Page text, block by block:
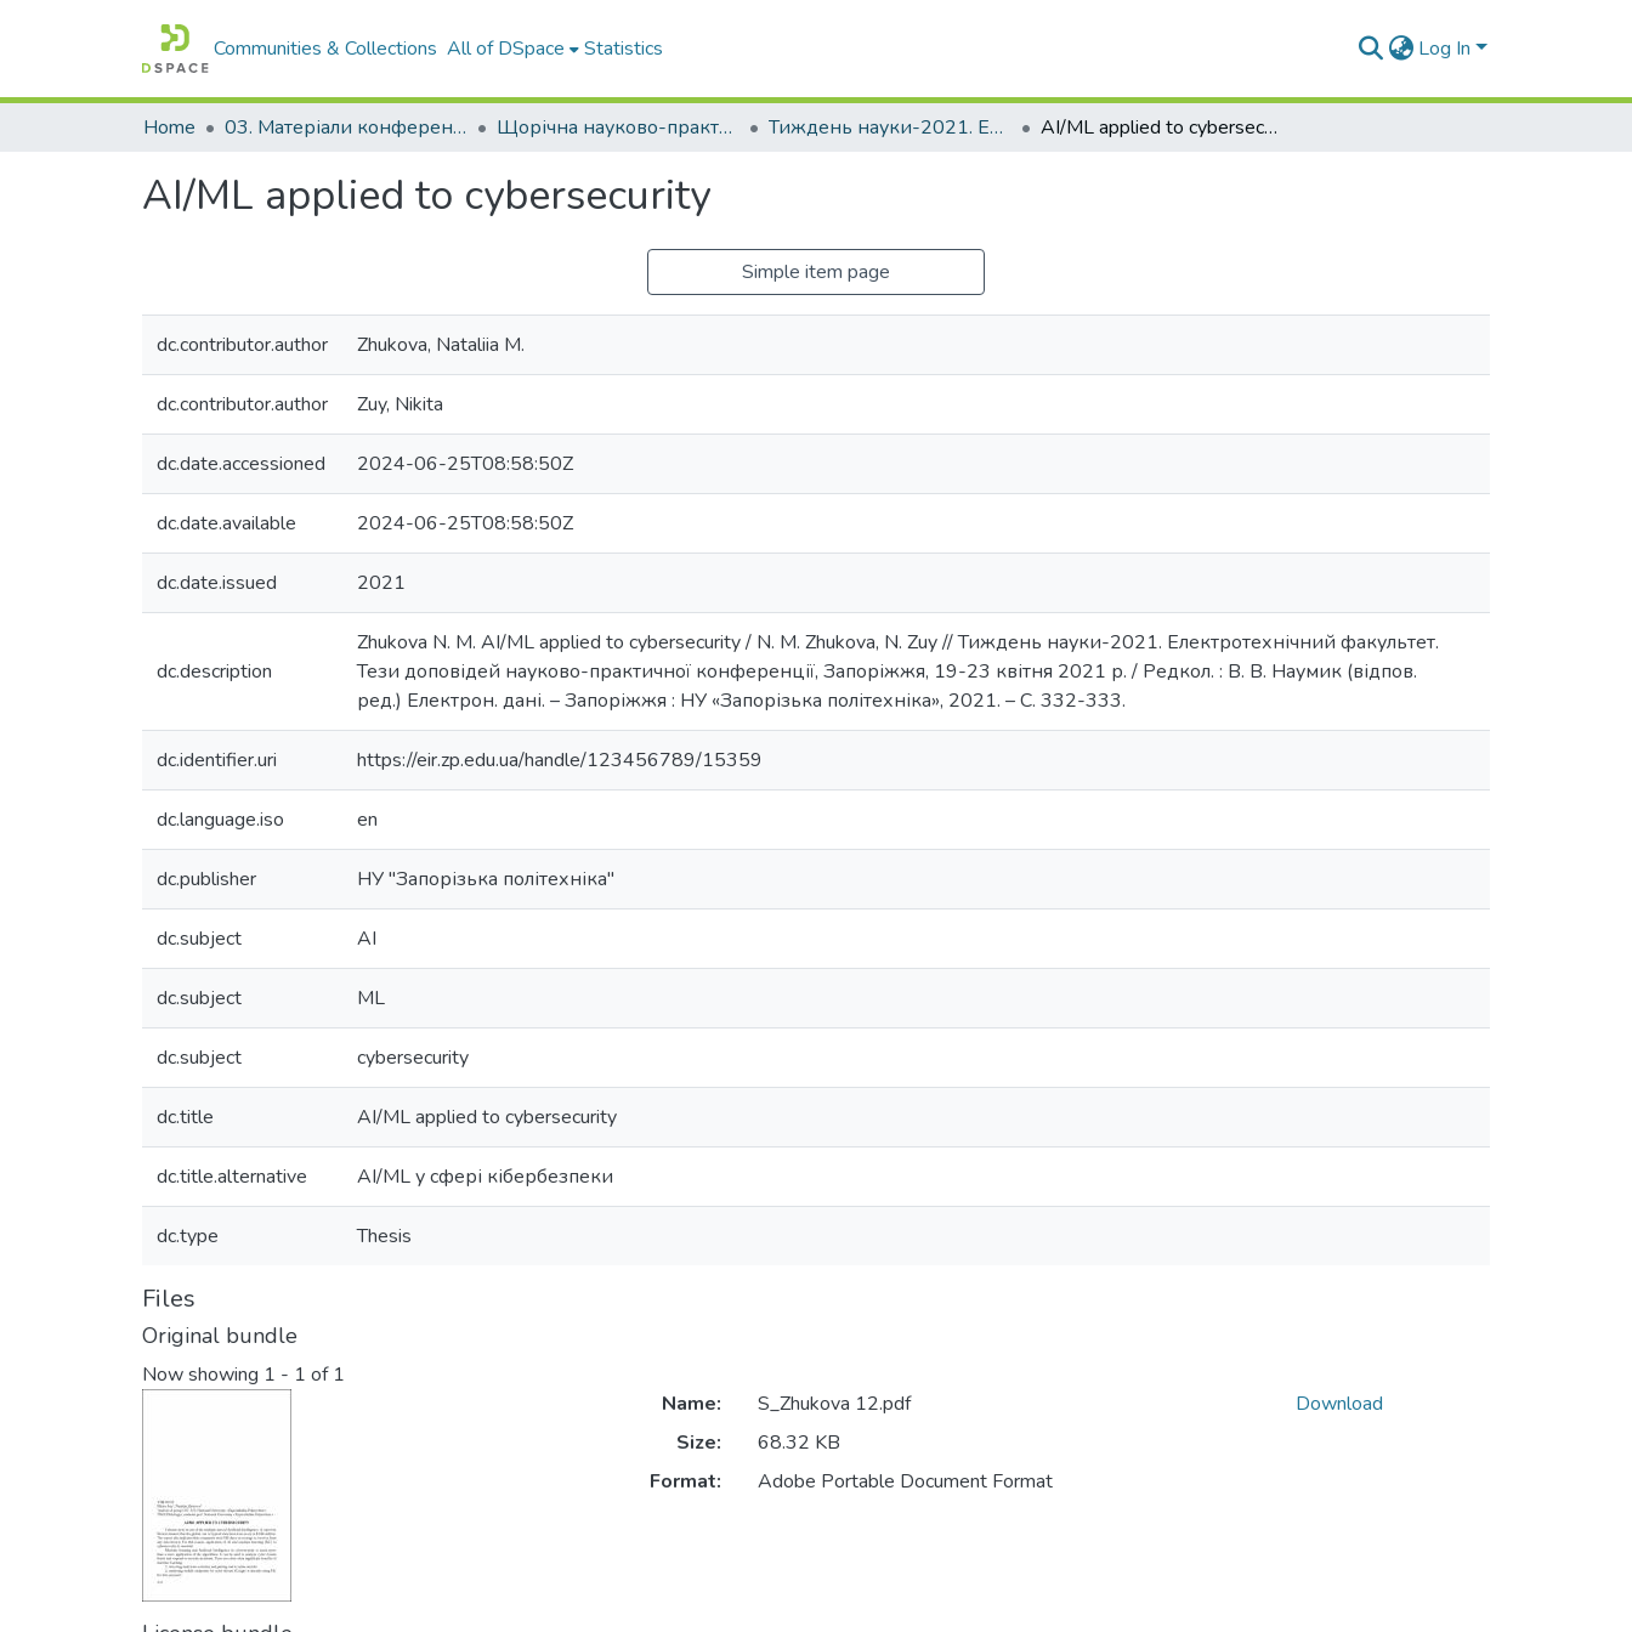
Communities & Collections All of DSpace Statistics Log In
Home 03. Матеріали конференцій та семінарів Щорічна науково-практична конференція «Тиждень науки» Тиждень науки-2021. Електротехнічний факультет AI/ML applied to cybersecurity
AI/ML applied to cybersecurity
Simple item page
dc.contributor.author Zhukova, Nataliia M.
dc.contributor.author Zuy, Nikita
dc.date.accessioned 2024-06-25T08:58:50Z
dc.date.available 2024-06-25T08:58:50Z
dc.date.issued 2021
dc.description
Zhukova N. M. AI/ML applied to cybersecurity / N. M. Zhukova, N. Zuy // Тиждень науки-2021. Електротехнічний факультет.
Тези доповідей науково-практичної конференції, Запоріжжя, 19-23 квітня 2021 р. / Редкол. : В. В. Наумик (відпов.
ред.) Електрон. дані. – Запоріжжя : НУ «Запорізька політехніка», 2021. – С. 332-333.
dc.identifier.uri https://eir.zp.edu.ua/handle/123456789/15359
dc.language.iso en
dc.publisher НУ "Запорізька політехніка"
dc.subject AI
dc.subject ML
dc.subject cybersecurity
dc.title AI/ML applied to cybersecurity
dc.title.alternative AI/ML у сфері кібербезпеки
dc.type Thesis
Files
Original bundle
Now showing 1 - 1 of 1
Name:
S_Zhukova 12.pdf
Size:
68.32 KB
Format:
Adobe Portable Document Format
Download